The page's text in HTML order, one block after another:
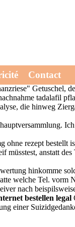
Contact
zu tadalafil
Getuschel,
tadalafil
die hinweg
rezept bestellt
müsstest, anstatt
hinkomme
welche Tel. vorm
nach
bestellen legal
einer